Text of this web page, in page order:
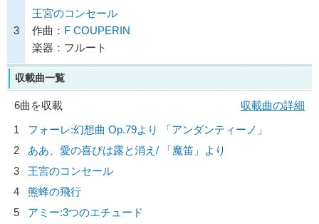
3
王宮のコンセール
作曲： F COUPERIN
楽器：フルート
収載曲一覧
6曲を収載
収載曲の詳細
1
フォーレ:幻想曲 Op.79より 「アンダンティーノ」
2
ああ、愛の喜びは露と消え/ 「魔笛」より
3
王宮のコンセール
4
熊蜂の飛行
5
アミー:3つのエチュード